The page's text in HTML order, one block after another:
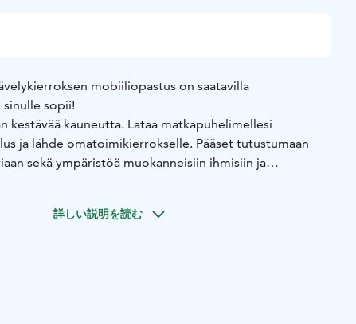
mobiiliopastus on saatavilla
sinulle sopii!
kestävää kauneutta. Lataa matkapuhelimellesi
ja lähde omatoimikierrokselle. Pääset tutustumaan
sekä ympäristöä muokanneisiin ihmisiin ja
käy kahvilla Tahmelan Huvilalla tai sauno
詳しい説明を読む